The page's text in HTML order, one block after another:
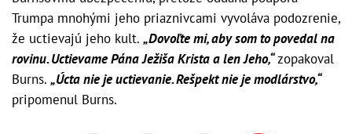
Trumpa mnohými jeho priaznivcami vyvoláva podozrenie,
že uctievajú jeho kult. „Dovoľte mi, aby som to povedal na
rovinu. Uctievame Pána Ježiša Krista a len Jeho,“zopakoval
Burns. „Úcta nie je uctievanie. Rešpekt nie je modlárstvo,“
pripomenul Burns.